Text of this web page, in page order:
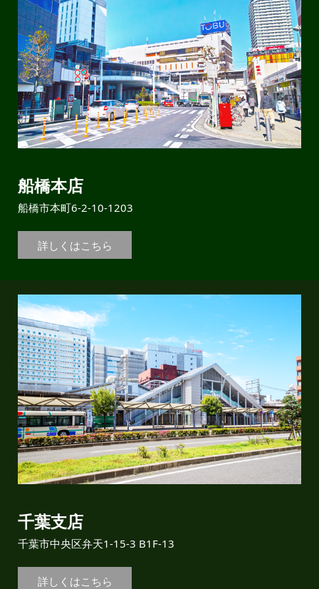
船橋本店
船橋市本町6-2-10-1203
詳しくはこちら
千葉支店
千葉市中央区弁天1-15-3 B1F-13
詳しくはこちら